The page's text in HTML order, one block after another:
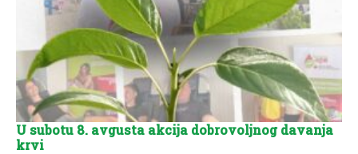
U subotu 8. avgusta akcija dobrovoljnog davanja
krvi